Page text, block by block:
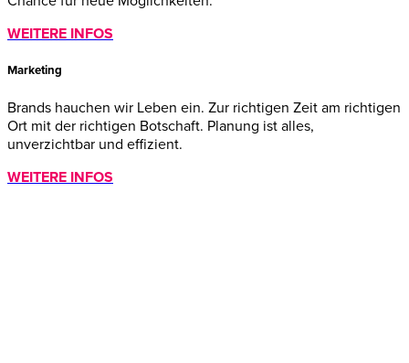
WEITERE INFOS
Marketing
Brands hauchen wir Leben ein. Zur richtigen Zeit am richtigen
Ort mit der richtigen Botschaft. Planung ist alles,
unverzichtbar und effizient.
WEITERE INFOS